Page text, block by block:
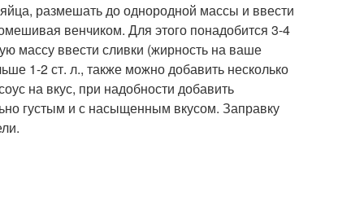
размешать до однородной массы и ввести
венчиком. Для этого понадобится 3-4
массу ввести сливки (жирность на ваше
1-2 ст. л., также можно добавить несколько
на вкус, при надобности добавить
густым и с насыщенным вкусом. Заправку